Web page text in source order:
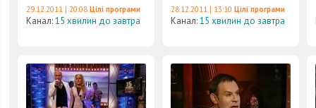
29.12.2011 | 20:08 Цілі програми
Канал:15 хвилин до завтра
28.12.2011 | 13:10 Цілі програми
Канал:15 хвилин до завтра